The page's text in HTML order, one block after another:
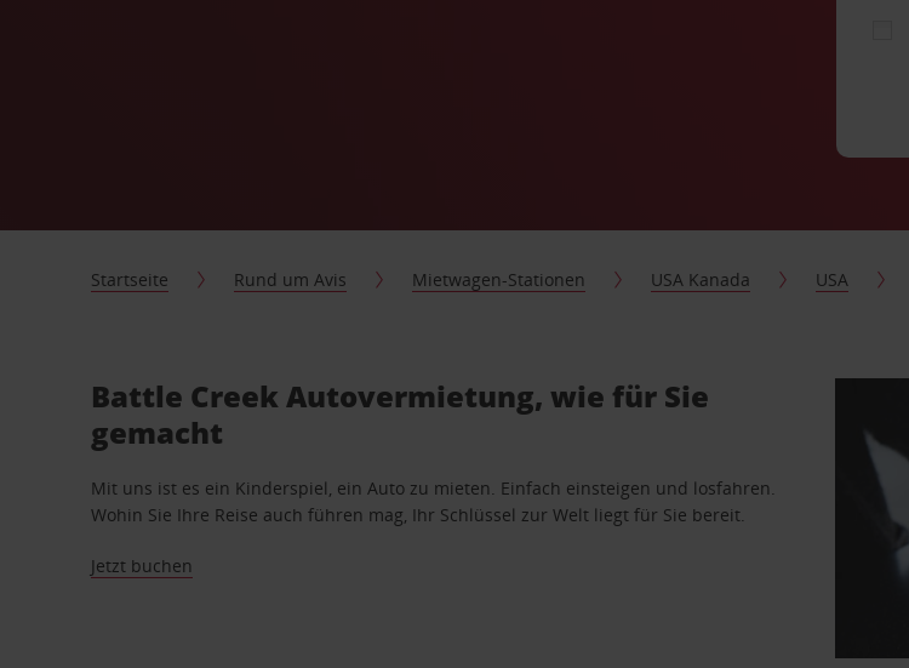
Startseite Rund um Avis Mietwagen-Stationen USA Kanada USA
Battle Creek Autovermietung, wie für Sie
gemacht
Mit uns ist es ein Kinderspiel, ein Auto zu mieten. Einfach einsteigen und losfahren.
Wohin Sie Ihre Reise auch führen mag, Ihr Schlüssel zur Welt liegt für Sie bereit.
Jetzt buchen